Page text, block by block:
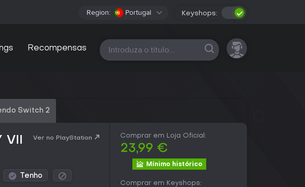
Region: Portugal Keyshops:
Recompensas Todas as plataformas
Switch 2
VII
Ver no PlayStation
Tenho
Comprar em Loja Oficial:
23,99 €
Mínimo histórico
Comprar em Keyshops: